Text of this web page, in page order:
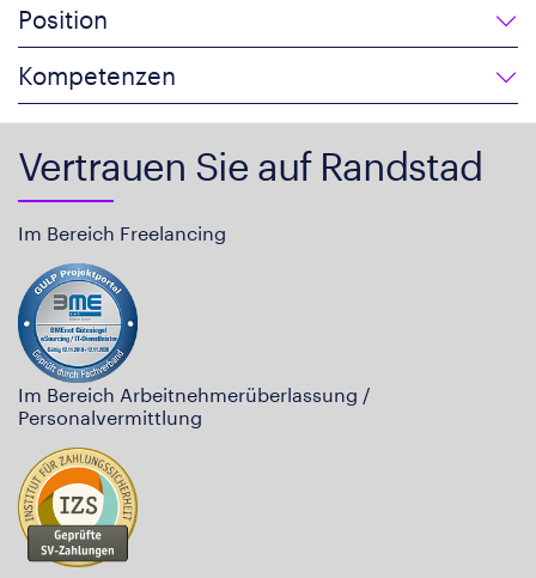
Position
Kompetenzen
Vertrauen Sie auf Randstad
Im Bereich Freelancing
Im Bereich Arbeitnehmerüberlassung /
Personalvermittlung